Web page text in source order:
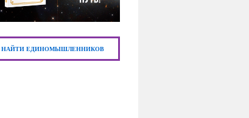
НАЙТИ ЕДИНОМЫШЛЕННИКОВ